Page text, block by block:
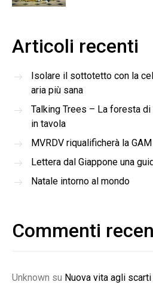
Articoli recenti
Isolare il sottotetto con la
aria più sana
Talking Trees – La foresta
in tavola
MVRDV riqualificherà la
Lettera dal Giappone una
Natale intorno al mondo
Commenti
Unknown su Nuova vita agli scarti